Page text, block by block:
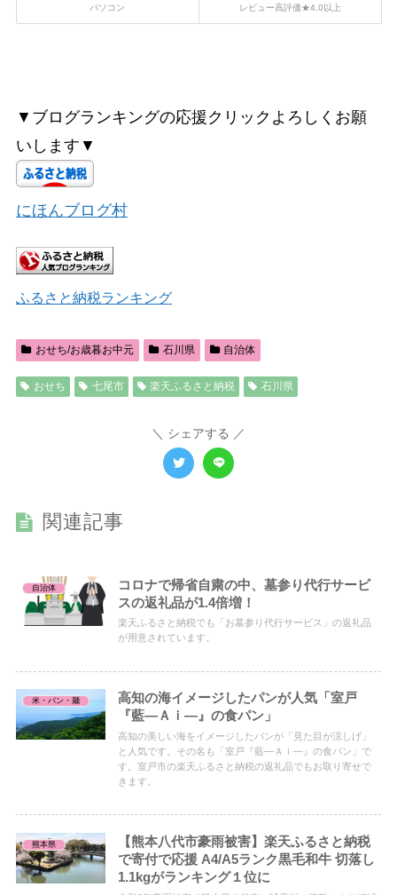
パソコン レビュー高評価★4.0以上
▼ブログランキングの応援クリックよろしくお願
いします▼
にほんブログ村
ふるさと納税ランキング
おせち/お歳暮お中元 石川県 自治体
おせち 七尾市 楽天ふるさと納税 石川県
シェアする
関連記事
自治体
コロナで帰省自粛の中、墓参り代行サービ
スの返礼品が1.4倍増！
楽天ふるさと納税でも「お墓参り代行サービス」の返礼品
が用意されています。
米・パン・麺
高知の海イメージしたパンが人気「室戸
『藍―Ａｉ―』の食パン」
高知の美しい海をイメージしたパンが「見た目が涼しげ」
と人気です。その名も「室戸『藍―Ａｉ―』の食パン」で
す。室戸市の楽天ふるさと納税の返礼品でもお取り寄せで
きます。
熊本県
【熊本八代市豪雨被害】楽天ふるさと納税
で寄付で応援 A4/A5ランク黒毛和牛 切落し
1.1kgがランキング１位に